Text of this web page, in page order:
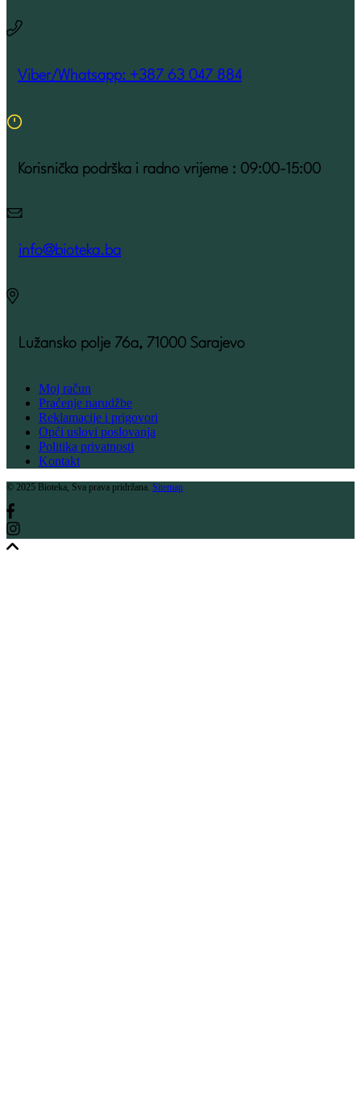
Viber/Whatsapp: +387 63 047 884
Korisnička podrška i radno vrijeme : 09:00-15:00
info@bioteka.ba
Lužansko polje 76a, 71000 Sarajevo
Moj račun
Praćenje narudžbe
Reklamacije i prigovori
Opći uslovi poslovanja
Politika privatnosti
Kontakt
© 2025 Bioteka, Sva prava pridržana. Sitemap